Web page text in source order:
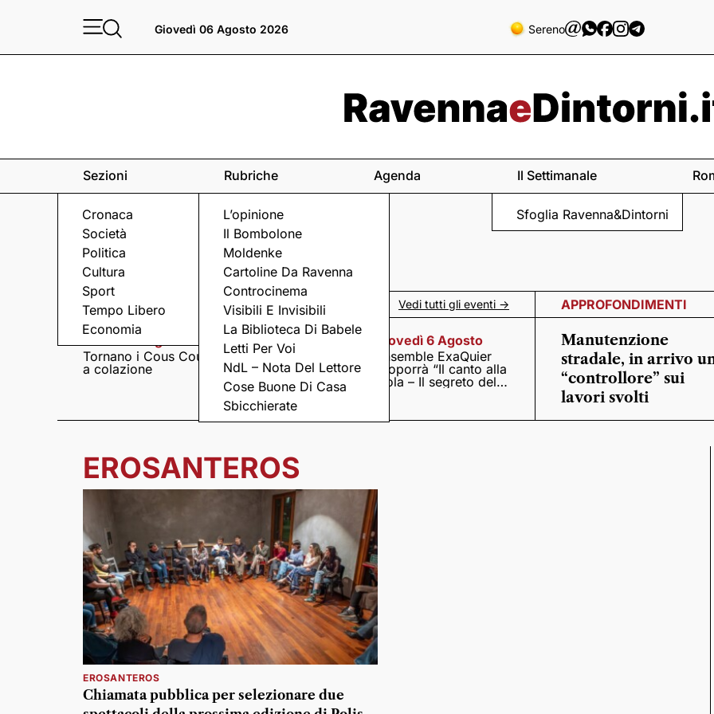
Giovedì 06 Agosto 2026 Sereno
Sezioni
Cronaca
Società
Politica
Cultura
Sport
Tempo Libero
Economia
Rubriche
L’opinione
Il Bombolone
Moldenke
Cartoline Da Ravenna
Controcinema
Visibili E Invisibili
La Biblioteca Di Babele
Letti Per Voi
NdL – Nota Del Lettore
Cose Buone Di Casa
Sbicchierate
Agenda Il Settimanale
Sfoglia Ravenna&Dintorni
Eventi a Ravenna e dintorni Vedi tutti gli eventi ->
Tornano i Cous Cous
a colazione
Giovedì 6 Agosto
Visita serale nella
Pieve romanica di
San Pietro in Sylvis
Giovedì 6 Agosto
Ensemble ExaQuier
proporrà “Il canto alla
viola – Il segreto del
APPROFONDIMENTI
Manutenzione
stradale, in arrivo
“controllore” sui
lavori svolti
EROSANTEROS
EROSANTEROS
Chiamata pubblica per selezionare due